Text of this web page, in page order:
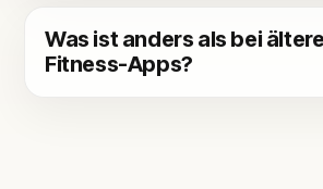
Was ist anders als bei
Fitness-Apps?